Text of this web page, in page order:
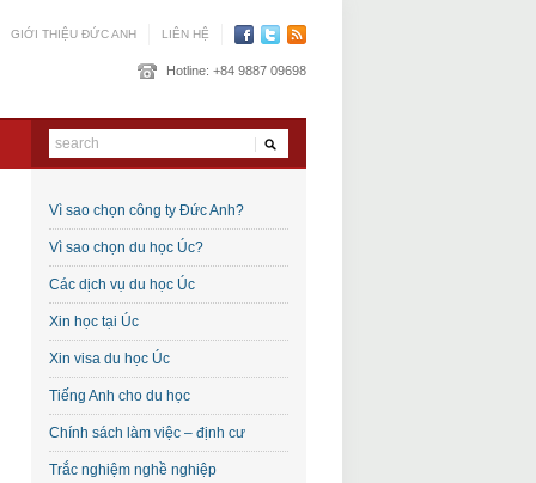
GIỚI THIỆU ĐỨC ANH LIÊN HỆ
Hotline: +84 9887 09698
Vì sao chọn công ty Đức Anh?
Vì sao chọn du học Úc?
Các dịch vụ du học Úc
Xin học tại Úc
Xin visa du học Úc
Tiếng Anh cho du học
Chính sách làm việc – định cư
Trắc nghiệm nghề nghiệp